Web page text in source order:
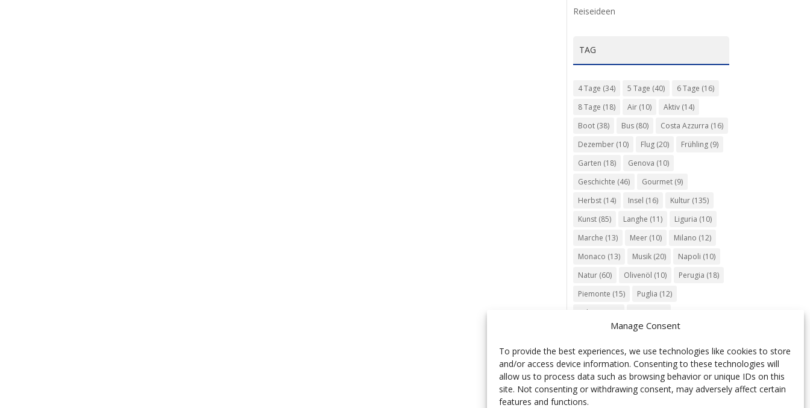
Manage Consent
To provide the best experiences, we use technologies like cookies to store
and/or access device information. Consenting to these technologies will
allow us to process data such as browsing behavior or unique IDs on this
site. Not consenting or withdrawing consent, may adversely affect certain
features and functions.
Reiseideen
TAG
4 Tage (34) 5 Tage (40) 6 Tage (16)
8 Tage (18) Air(10) Aktiv(14)
Boot(38) Bus(80) Costa Azzurra (16)
Dezember(10) Flug(20) Frühling(9)
Garten (18) Genova (10)
Geschichte (46) Gourmet(9)
Herbst(14) Insel (16) Kultur(135)
Kunst(85) Langhe (11) Liguria (10)
Marche (13) Meer(10) Milano (12)
Monaco (13) Musik(20) Napoli (10)
Natur(60) Olivenöl (10) Perugia (18)
Piemonte (15) Puglia (12)
Religion
(20) September(9)
Torino(12) Tradition (26) Veneto (12)
Verona(11) Wein(31) Wine (30)
Winter(11) Zug (11)